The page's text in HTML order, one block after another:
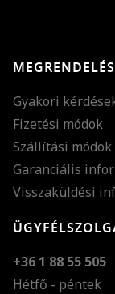
Gyakori
Fizetési módok
Szállítási módok
Garanciális
Visszaküldési
+36 1 88 55 505
Hétfő - péntek